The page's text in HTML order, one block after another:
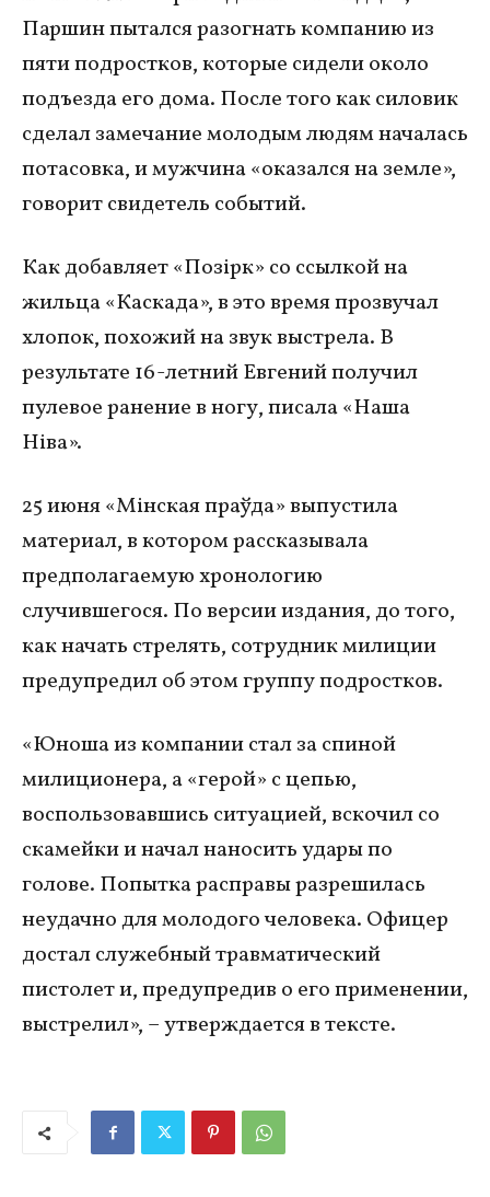
Паршин пытался разогнать компанию из
пяти подростков, которые сидели около
подъезда его дома. После того как силовик
сделал замечание молодым людям началась
потасовка, и мужчина «оказался на земле»,
говорит свидетель событий.
Как добавляет «Позiрк» со ссылкой на
жильца «Каскада», в это время прозвучал
хлопок, похожий на звук выстрела. В
результате 16-летний Евгений получил
пулевое ранение в ногу, писала «Наша
Нiва».
25 июня «Мінская праўда» выпустила
материал, в котором рассказывала
предполагаемую хронологию
случившегося. По версии издания, до того,
как начать стрелять, сотрудник милиции
предупредил об этом группу подростков.
«Юноша из компании стал за спиной
милиционера, а «герой» с цепью,
воспользовавшись ситуацией, вскочил со
скамейки и начал наносить удары по
голове. Попытка расправы разрешилась
неудачно для молодого человека. Офицер
достал служебный травматический
пистолет и, предупредив о его применении,
выстрелил», – утверждается в тексте.